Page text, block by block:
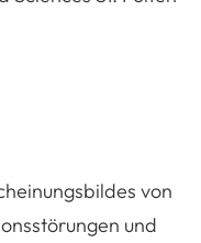
von
und